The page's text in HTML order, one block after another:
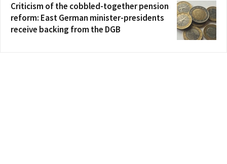
Criticism of the cobbled-together pension
reform: East German minister-presidents
receive backing from the DGB